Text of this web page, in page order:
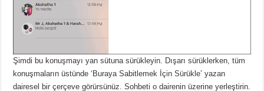
Şimdi bu konuşmayı yan sütuna sürükleyin. Dışarı sürüklerken, tüm
konuşmaların üstünde ‘Buraya Sabitlemek İçin Sürükle’ yazan
dairesel bir çerçeve görürsünüz. Sohbeti o dairenin üzerine yerleştirin.